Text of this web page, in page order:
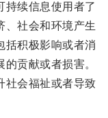
续信息使用者了
、社会和环境产生
括积极影响或者消
贡献或者损害。
社会福祉或者导致